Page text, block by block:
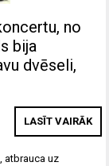
no
bija
dvēseli,
LASĪT VAIRĀK
,atbrauca uz